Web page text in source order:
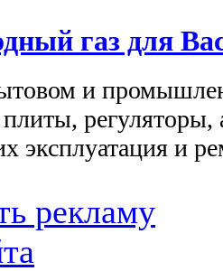
газ для
и
регуляторы,
эксплуатация и
рекламу